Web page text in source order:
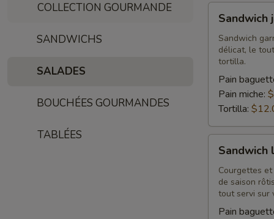
COLLECTION GOURMANDE
SANDWICHS
SALADES
BOUCHÉES GOURMANDES
TABLÉES
jambon
brie
Sandwich
Sandwich
délicat, le
tortilla.
Pain
Pain miche:
Tortilla:
légumes
grillés
chèvre
Sandwich
Courgettes
de saison
tout servi sur
Pain